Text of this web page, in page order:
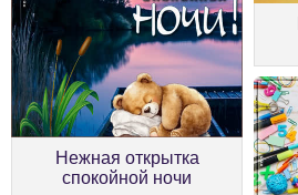
Нежная открытка
спокойной ночи